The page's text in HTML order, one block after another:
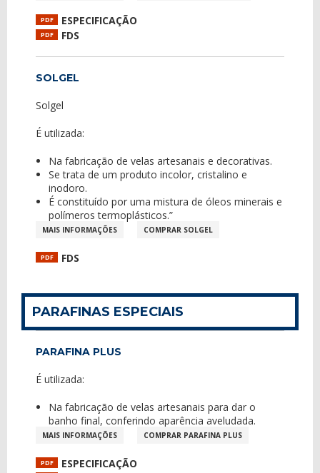
PDF ESPECIFICAÇÃO
PDF FDS
SOLGEL
Solgel
É utilizada:
Na fabricação de velas artesanais e decorativas.
Se trata de um produto incolor, cristalino e
inodoro.
É constituído por uma mistura de óleos minerais e
polímeros termoplásticos.”
MAIS INFORMAÇÕES COMPRAR SOLGEL
PDF FDS
PARAFINAS ESPECIAIS
PARAFINA PLUS
É utilizada:
Na fabricação de velas artesanais para dar o
banho final, conferindo aparência aveludada.
MAIS INFORMAÇÕES COMPRAR PARAFINA PLUS
PDF ESPECIFICAÇÃO